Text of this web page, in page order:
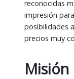
reconocidas
impresión
posibilidades
precios muy
Misión